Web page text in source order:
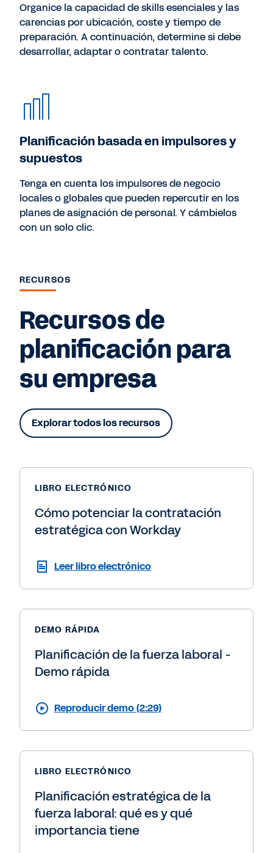
Organice la capacidad de skills esenciales y las
carencias por ubicación, coste y tiempo de
preparación. A continuación, determine si debe
desarrollar, adaptar o contratar talento.
Planificación basada en impulsores y
supuestos
Tenga en cuenta los impulsores de negocio
locales o globales que pueden repercutir en los
planes de asignación de personal. Y cámbielos
con un solo clic.
RECURSOS
Recursos de
planificación para
su empresa
Explorar todos los recursos
LIBRO ELECTRÓNICO
Cómo potenciar la contratación
estratégica con Workday
Leer libro electrónico
DEMO RÁPIDA
Planificación de la fuerza laboral -
Demo rápida
Reproducir demo (2:29)
LIBRO ELECTRÓNICO
Planificación estratégica de la
fuerza laboral: qué es y qué
importancia tiene